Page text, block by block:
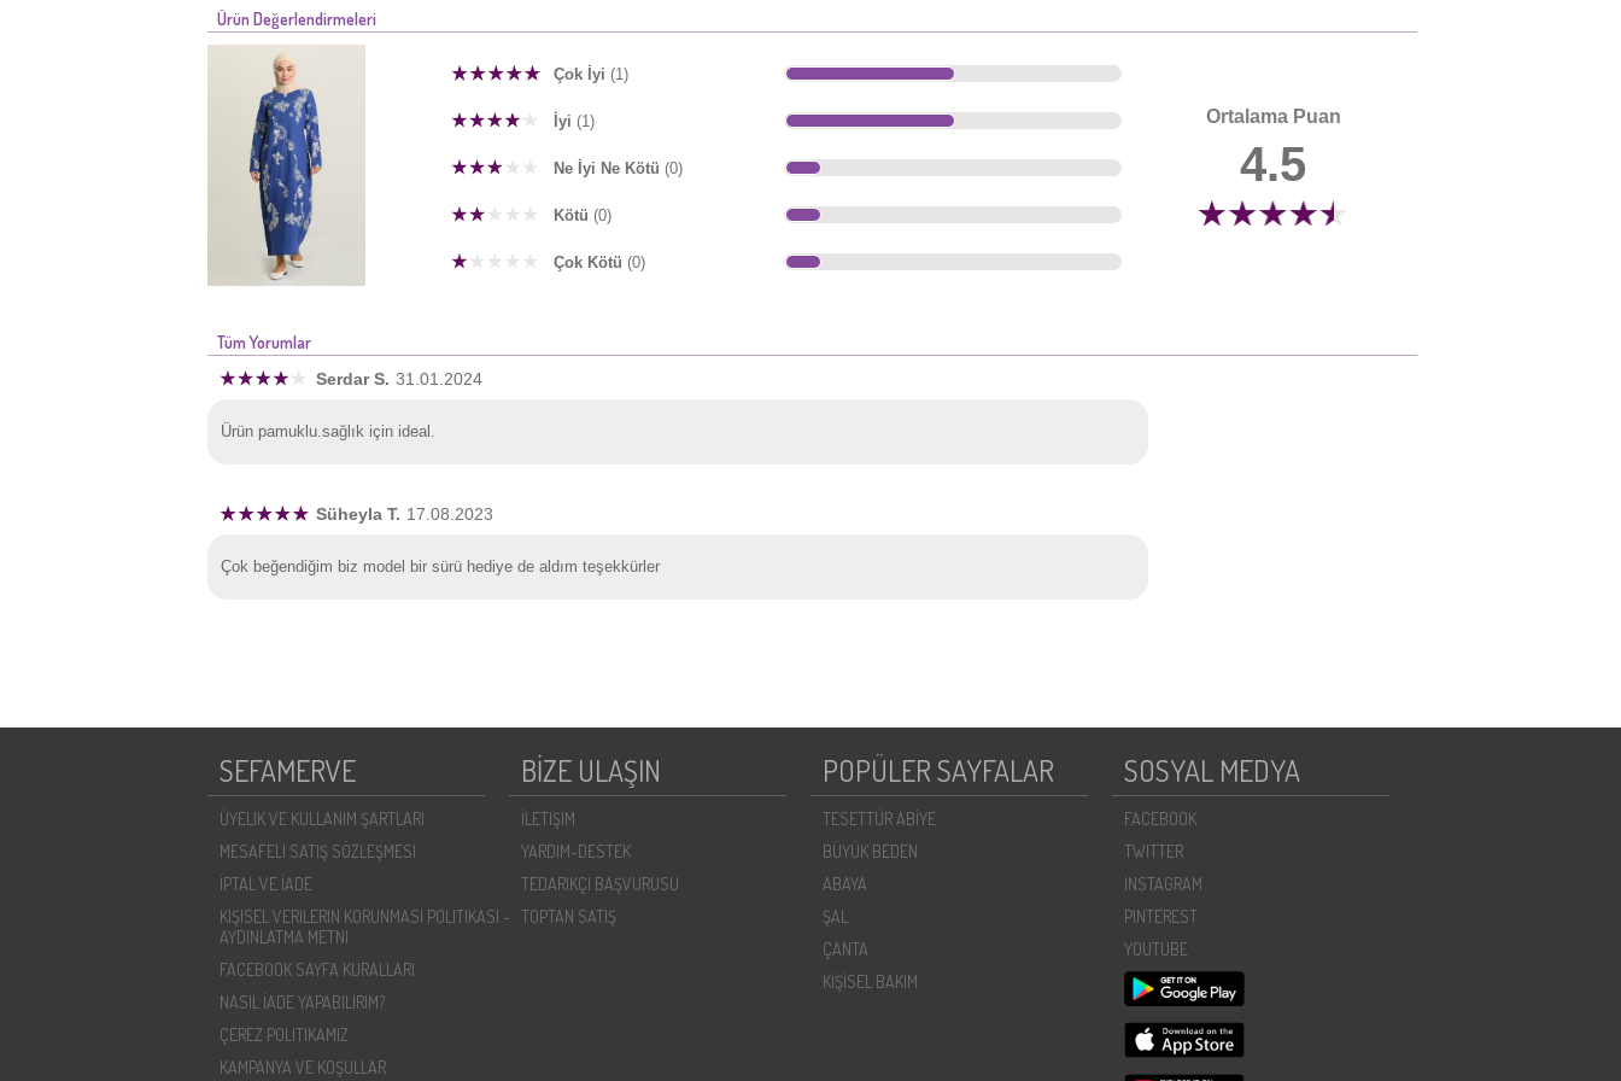
Ürün Değerlendirmeleri
Çok İyi (1)
İyi (1)
Ne İyi Ne Kötü (0)
Kötü (0)
Çok Kötü (0)
Ortalama Puan
4.5
Tüm Yorumlar
Serdar S. 31.01.2024
Ürün pamuklu.sağlık için ideal.
Süheyla T. 17.08.2023
Çok beğendiğim biz model bir sürü hediye de aldım teşekkürler
SEFAMERVE
ÜYELIK VE KULLANIM ŞARTLARI
MESAFELI SATIŞ SÖZLEŞMESI
İPTAL VE İADE
KIŞISEL VERILERIN KORUNMASI POLITIKASI -
AYDINLATMA METNI
FACEBOOK SAYFA KURALLARI
NASIL İADE YAPABILIRIM?
ÇEREZ POLITIKAMIZ
KAMPANYA VE KOŞULLAR
BİZE ULAŞIN
İLETIŞIM
YARDIM-DESTEK
TEDARIKÇI BAŞVURUSU
TOPTAN SATIŞ
POPÜLER SAYFALAR
TESETTÜR ABİYE
BÜYÜK BEDEN
ABAYA
ŞAL
ÇANTA
KİŞİSEL BAKIM
SOSYAL MEDYA
FACEBOOK
TWITTER
INSTAGRAM
PINTEREST
YOUTUBE